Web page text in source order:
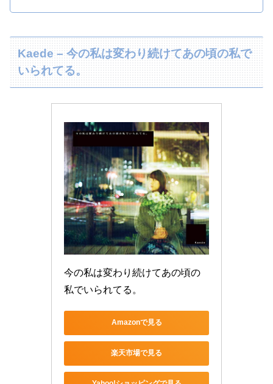
Kaede – 今の私は変わり続けてあの頃の私で
いられてる。
今の私は変わり続けてあの頃の
私でいられてる。
Amazonで見る
楽天市場で見る